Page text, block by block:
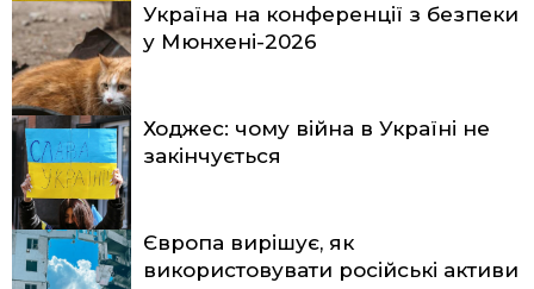
Україна на конференції з безпеки
у Мюнхені-2026
Ходжес: чому війна в Україні не
закінчується
Європа вирішує, як
використовувати російські активи